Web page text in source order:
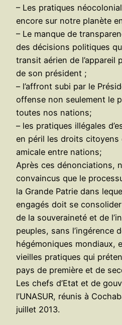
– Les pratiques
encore sur notre planète
– Le manque de
des décisions politiques
transit aérien de l’appareil
de son président ;
– l’affront subi par le
offense non seulement le
toutes nos nations;
– les pratiques illégales
en péril les droits citoyens
amicale entre nations;
Après ces dénonciations,
convaincus que le
la Grande Patrie dans
engagés doit se
de la souveraineté et de
peuples, sans l’ingérence
hégémoniques mondiaux,
vieilles pratiques qui
pays de première et de
Les chefs d’Etat et de
l’UNASUR, réunis à
juillet 2013.